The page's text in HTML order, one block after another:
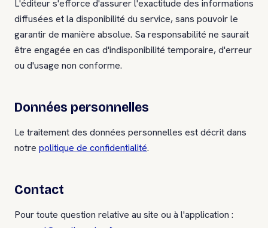
L'éditeur s'efforce d'assurer l'exactitude des informations
diffusées et la disponibilité du service, sans pouvoir le
garantir de manière absolue. Sa responsabilité ne saurait
être engagée en cas d'indisponibilité temporaire, d'erreur
ou d'usage non conforme.
Données personnelles
Le traitement des données personnelles est décrit dans
notre politique de confidentialité.
Contact
Pour toute question relative au site ou à l'application :